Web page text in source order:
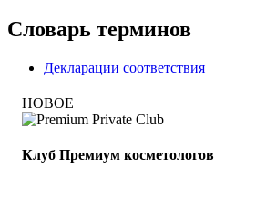
Cловарь терминов
Декларации соответствия
НОВОЕ
Клуб Премиум косметологов